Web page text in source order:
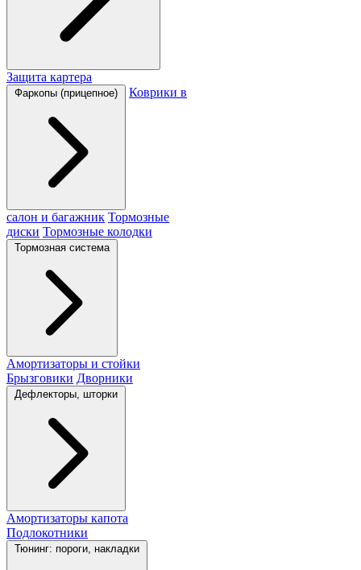
Защита картера
Фаркопы (прицепное) Коврики в
салон и багажник Тормозные
диски Тормозные колодки
Тормозная система
Амортизаторы и стойки
Брызговики Дворники
Дефлекторы, шторки
Амортизаторы капота
Подлокотники
Тюнинг: пороги, накладки